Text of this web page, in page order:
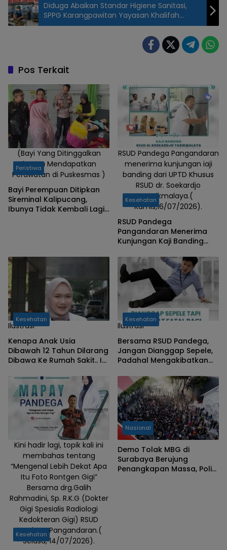
Diduga Abaikan Standar Higiene Sanitasi,
SPPG Karangpawitan Yayasan Khalifah
Bintang Disorot
Pos Terkait
(Bayi Yang Ditinggalkan
Ibunya Mendapatkan
Perawatan di Puskesmas )
Peristiwa
Bayi Perempuan Ditipkan
Sireminal Kalipucang,
Ibunya Tidak Kembali Lagi,
RSUD Pandega Pangandaran
menerima kunjungan iaji
banding dari UPTD Khusus
RSUD dr. Soekardjo
Tasikmalaya.(
Kamis,16/07/2026).
Kesehatan
RSUD Pandega
Pangandaran Menerima
Kunjungan Kaji Banding
Soekardjo Tasikmalaya
Ilustrasi
Kesehatan
Kenapa Anak Usia
Dibawah 12 Tahun Dilarang
Dibawa Ke Rumah Sakit.. Ini
Ilustrasi
Kesehatan
Bersama RSUD Pandega,
Jangan Dianggap Sepele,
Padahal Mengakibatkan
Apa Saja..!
Kini hadir lagi, topik kali ini
membahas tentang
“Mengenal Lebih Dekat Apa
Itu Foto Rontgen Gigi”
Bersama drg.Galih
Rahmadini, Sp. R.K.G (Dokter
Gigi Spesialis Radiologi
Kedokteran Gigi) RSUD
Pandega Pangandaran.(
Selasa, 14/07/2026).
Kesehatan
Nasional
Demo Tolak MBG di
Surabaya Berujung
Penangkapan Massa, Polisi